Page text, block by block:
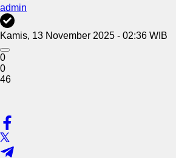
admin
Kamis, 13 November 2025 - 02:36 WIB
0
0
46